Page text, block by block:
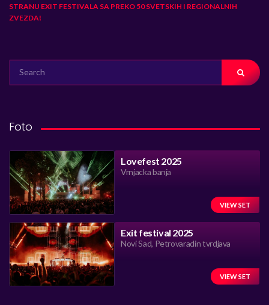
STRANU EXIT FESTIVALA SA PREKO 50 SVETSKIH I REGIONALNIH
ZVEZDA!
FOR:
Foto
Lovefest 2025
Vrnjacka banja
VIEW SET
Exit festival 2025
Novi Sad, Petrovaradin tvrdjava
VIEW SET